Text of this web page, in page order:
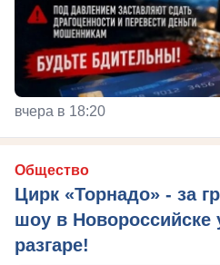
вчера в 18:20
Общество
Цирк «Торнадо» - за
шоу в Новороссийске
разгаре!